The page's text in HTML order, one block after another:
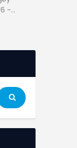
-…